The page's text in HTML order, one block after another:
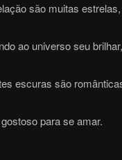
estrelas,
seu brilhar,
são
se amar.